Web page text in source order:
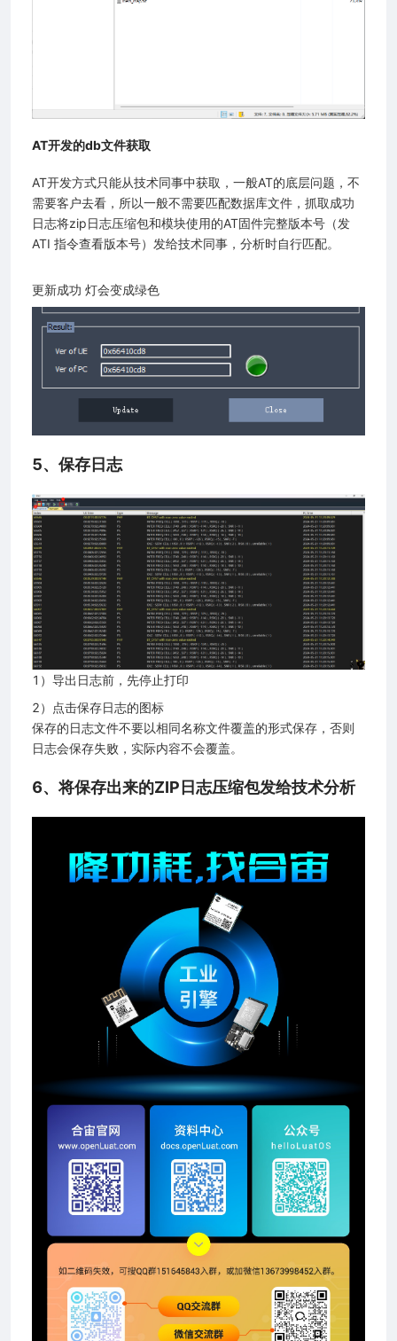
AT开发的db文件获取
AT开发方式只能从技术同事中获取，一般AT的底层问题，不
需要客户去看，所以一般不需要匹配数据库文件，抓取成功
日志将zip日志压缩包和模块使用的AT固件完整版本号（发
ATI 指令查看版本号）发给技术同事，分析时自行匹配。
更新成功 灯会变成绿色
5、保存日志
1）导出日志前，先停止打印
2）点击保存日志的图标
保存的日志文件不要以相同名称文件覆盖的形式保存，否则
日志会保存失败，实际内容不会覆盖。
6、将保存出来的ZIP日志压缩包发给技术分析